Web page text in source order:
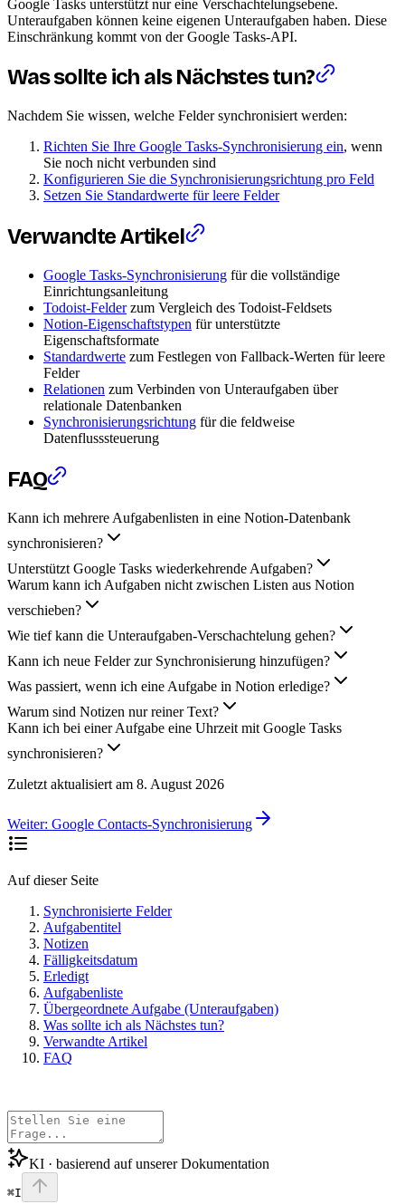
Google Tasks unterstützt nur eine Verschachtelungsebene.
Unteraufgaben können keine eigenen Unteraufgaben haben. Diese
Einschränkung kommt von der Google Tasks-API.
Was sollte ich als Nächstes tun?
Nachdem Sie wissen, welche Felder synchronisiert werden:
Richten Sie Ihre Google Tasks-Synchronisierung ein, wenn
Sie noch nicht verbunden sind
Konfigurieren Sie die Synchronisierungsrichtung pro Feld
Setzen Sie Standardwerte für leere Felder
Verwandte Artikel
Google Tasks-Synchronisierung für die vollständige
Einrichtungsanleitung
Todoist-Felderzum Vergleich des Todoist-Feldsets
Notion-Eigenschaftstypen für unterstützte
Eigenschaftsformate
Standardwerte zum Festlegen von Fallback-Werten für leere
Felder
Relationen zum Verbinden von Unteraufgaben über
relationale Datenbanken
Synchronisierungsrichtung für die feldweise
Datenflusssteuerung
FAQ
Kann ich mehrere Aufgabenlisten in eine Notion-Datenbank
synchronisieren?
Unterstützt Google Tasks wiederkehrende Aufgaben?
Warum kann ich Aufgaben nicht zwischen Listen aus Notion
verschieben?
Wie tief kann die Unteraufgaben-Verschachtelung gehen?
Kann ich neue Felder zur Synchronisierung hinzufügen?
Was passiert, wenn ich eine Aufgabe in Notion erledige?
Warum sind Notizen nur reiner Text?
Kann ich bei einer Aufgabe eine Uhrzeit mit Google Tasks
synchronisieren?
Zuletzt aktualisiert am 8. August 2026
Weiter: Google Contacts-Synchronisierung
Auf dieser Seite
Synchronisierte Felder
Aufgabentitel
Notizen
Fälligkeitsdatum
Erledigt
Aufgabenliste
Übergeordnete Aufgabe (Unteraufgaben)
Was sollte ich als Nächstes tun?
Verwandte Artikel
FAQ
KI · basierend auf unserer Dokumentation
⌘I